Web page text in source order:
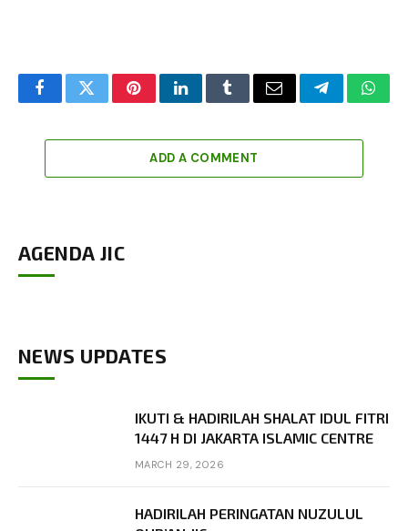
FacebookTwitterPinterestLinkedInTumblrEmail Telegram
ADD A COMMENT
AGENDA JIC
NEWS UPDATES
IKUTI & HADIRILAH SHALAT IDUL FITRI
1447 H DI JAKARTA ISLAMIC CENTRE
MARCH 29, 2026
HADIRILAH PERINGATAN NUZULUL